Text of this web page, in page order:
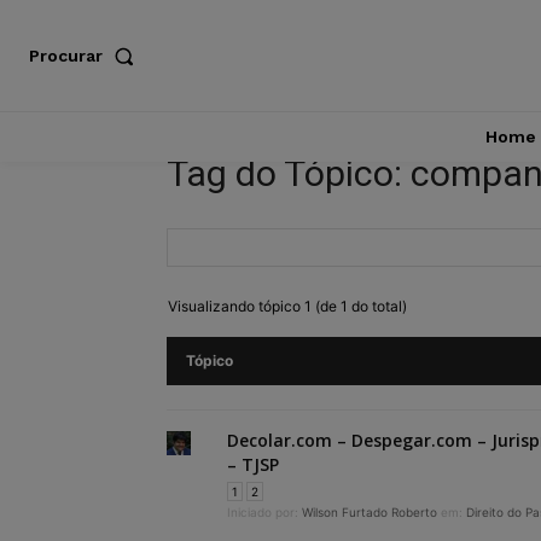
Procurar
Home
Tag do Tópico:
Visualizando tópico 1 (de 1 do total)
Tópico
Decolar.com – Despegar.com –
– TJSP
1
2
Iniciado por: Wilson Furtado Roberto em: Direito do